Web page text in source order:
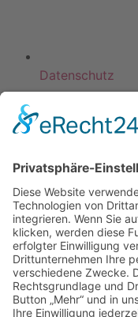
Datenschutz
KATEGORIEN
ÜBER UNS